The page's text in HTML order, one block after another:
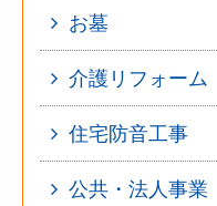
お墓
介護リフォーム
住宅防音工事
公共・法人事業